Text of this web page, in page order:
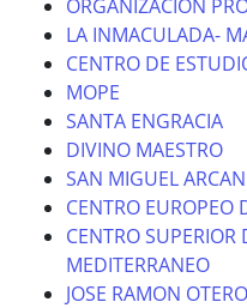
ORGANIZACION
LA INMACULADA-
CENTRO DE
MOPE
SANTA ENGRACIA
DIVINO MAESTRO
SAN MIGUEL
CENTRO EUROPEO
CENTRO SUPERIOR
MEDITERRANEO
JOSE RAMON OTERO